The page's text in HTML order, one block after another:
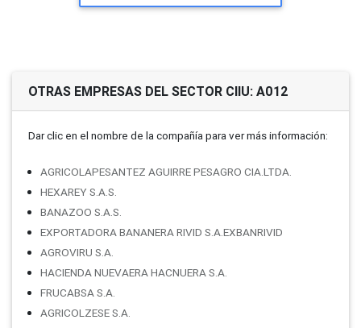
OTRAS EMPRESAS DEL SECTOR CIIU: A012
Dar clic en el nombre de la compañí­a para ver más información:
AGRICOLAPESANTEZ AGUIRRE PESAGRO CIA.LTDA.
HEXAREY S.A.S.
BANAZOO S.A.S.
EXPORTADORA BANANERA RIVID S.A.EXBANRIVID
AGROVIRU S.A.
HACIENDA NUEVAERA HACNUERA S.A.
FRUCABSA S.A.
AGRICOLZESE S.A.